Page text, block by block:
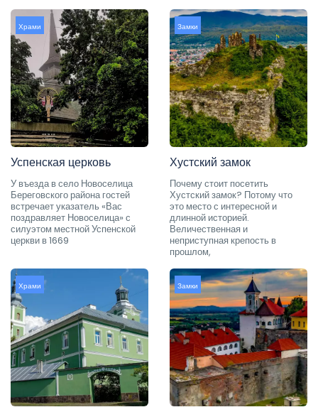
Храми
Успенская церковь
У въезда в село Новоселица
Береговского района гостей
встречает указатель «Вас
поздравляет Новоселица» с
силуэтом местной Успенской
церкви в 1669
Замки
Хустский замок
Почему стоит посетить
Хустский замок? Потому что
это место с интересной и
длинной историей.
Величественная и
неприступная крепость в
прошлом,
Храми Замки